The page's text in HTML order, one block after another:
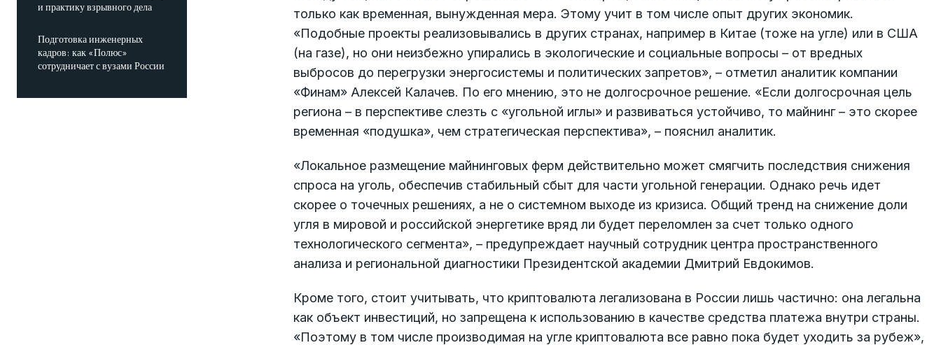
и практику взрывного дела
Подготовка инженерных
кадров: как «Полюс»
сотрудничает с вузами России
только как временная, вынужденная мера. Этому учит в том числе опыт других экономик.
«Подобные проекты реализовывались в других странах, например в Китае (тоже на угле) или в США
(на газе), но они неизбежно упирались в экологические и социальные вопросы – от вредных
выбросов до перегрузки энергосистемы и политических запретов», – отметил аналитик компании
«Финам» Алексей Калачев. По его мнению, это не долгосрочное решение. «Если долгосрочная цель
региона – в перспективе слезть с «угольной иглы» и развиваться устойчиво, то майнинг – это скорее
временная «подушка», чем стратегическая перспектива», – пояснил аналитик.
«Локальное размещение майнинговых ферм действительно может смягчить последствия снижения
спроса на уголь, обеспечив стабильный сбыт для части угольной генерации. Однако речь идет
скорее о точечных решениях, а не о системном выходе из кризиса. Общий тренд на снижение доли
угля в мировой и российской энергетике вряд ли будет переломлен за счет только одного
технологического сегмента», – предупреждает научный сотрудник центра пространственного
анализа и региональной диагностики Президентской академии Дмитрий Евдокимов.
Кроме того, стоит учитывать, что криптовалюта легализована в России лишь частично: она легальна
как объект инвестиций, но запрещена к использованию в качестве средства платежа внутри страны.
«Поэтому в том числе производимая на угле криптовалюта все равно пока будет уходить за рубеж»,